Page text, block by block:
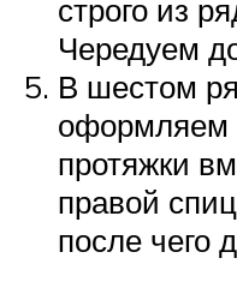
строго из
Чередуем
В шестом
оформляем
протяжки
правой
после чего